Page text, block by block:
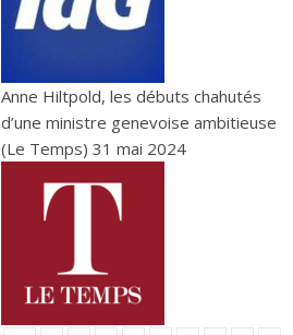
Anne Hiltpold, les débuts chahutés
d’une ministre genevoise ambitieuse
(Le Temps) 31 mai 2024